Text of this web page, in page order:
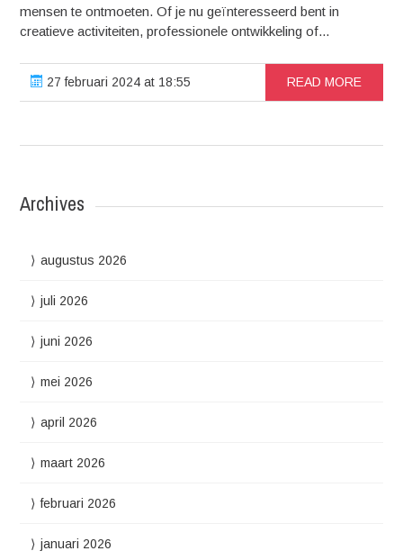
mensen te ontmoeten. Of je nu geïnteresseerd bent in
creatieve activiteiten, professionele ontwikkeling of...
27 februari 2024 at 18:55 READ MORE
Archives
augustus 2026
juli 2026
juni 2026
mei 2026
april 2026
maart 2026
februari 2026
januari 2026